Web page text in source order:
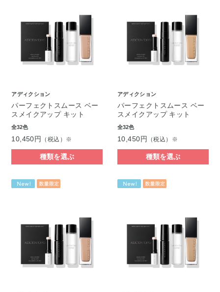
アディクション
パーフェクトスムース ベー
スメイクアップ キット
全32色
10,450円 （税込）※
種類を選ぶ
アディクション
パーフェクトスムース ベー
スメイクアップ キット
全32色
10,450円 （税込）※
種類を選ぶ